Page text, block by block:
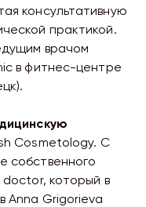
консультативную
практикой.
врачом
в фитнес-центре
Cosmetology. С
собственного
который в
Anna Grigorieva